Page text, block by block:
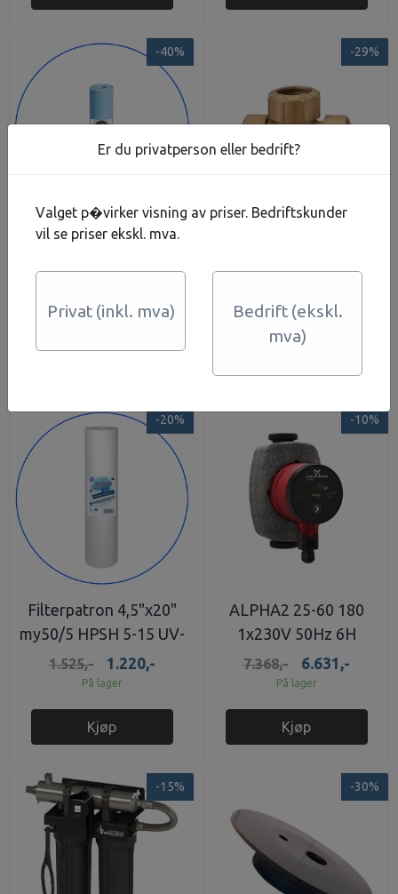
-40%
FCPS20 filterpatron 9
antibakteriell
På lager
-29%
På lager
-20%
Filterpatron 4,5"x20"
my50/5 HPSH 5-15 UV-
anlegg
1.525,- 1.220,-
På lager
Kjøp
-10%
ALPHA2 25-60 180
1x230V 50Hz 6H
7.368,- 6.631,-
På lager
Kjøp
-15% -30%
Er du privatperson eller bedrift?
Valget p�virker visning av priser. Bedriftskunder
vil se priser ekskl. mva.
Privat (inkl. mva)
Bedrift (ekskl.
mva)